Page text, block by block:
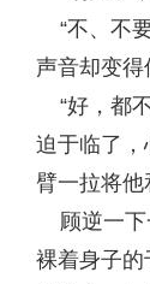
“不、不
声音却变得
“好，都
迫于临了
臂一拉将他
顾逆一下
裸着身子